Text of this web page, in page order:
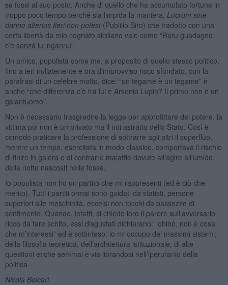
se fossi al suo posto. Anche di quello che ha accumulato fortune in
troppo poco tempo perché sia limpida la maniera. Lucrum sine
danno alterius fieri non potest(Publilio Siro) che tradotto con una
certa libertà da mio cognato siciliano vale come “Raru guadagno
c’è senza lu’ ngannu”.
Un amico, populista come me, a proposito di quello stesso politico,
fino a ieri nullatenente e ora d’improvviso ricco sfondato, con la
parafrasi di un celebre motto, dice: “un tegame è un tegame” e
anche “che differenza c’è tra lui e Arsenio Lupin? Il primo non è un
galantuomo”.
Non è necessario trasgredire la legge per approfittare del potere, la
vittima poi non è un privato ma il noi astratto dello Stato. Così è
comodo praticare la professione di sottrarre agli altri il superfluo,
mentre un tempo, esercitata in modo classico, comportava il rischio
di finire in galera e di contrarre malattie dovute all’agire all’umido
della notte nascosti nelle fosse.
Io populista non ho un partito che mi rappresenti (ed è ciò che
merito). Tutti i partiti ormai sono guidati da statisti, persone
superiori alle meschinità, eccelsi non tocchi da bassezze di
sentimento. Quando, infatti, si chiede loro il parere sull’avversario
ricco da fare schifo, essi disgustati dichiarano: “ohibò, non è cosa
che m’interessi” ed è sottinteso: io mi occupo dei massimi sistemi,
della filosofia teoretica, dell’architettura istituzionale, di alte
questioni etiche semmai e via librandosi nell’iperuranio della
politica.
Nicola Belcari